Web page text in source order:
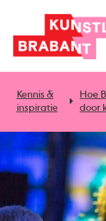
Kennis &
inspiratie
Hoe
door